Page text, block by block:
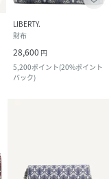
LIBERTY.
財布
28,600 円
5,200ポイント(20%ポイント
バック)